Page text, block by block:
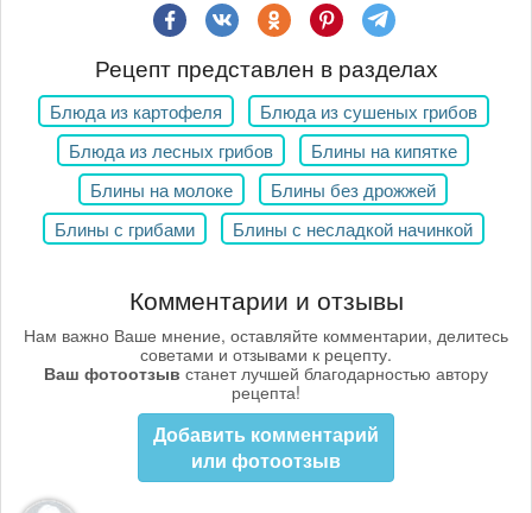
Рецепт представлен в разделах
Блюда из картофеля
Блюда из сушеных грибов
Блюда из лесных грибов
Блины на кипятке
Блины на молоке
Блины без дрожжей
Блины с грибами
Блины с несладкой начинкой
Комментарии и отзывы
Нам важно Ваше мнение, оставляйте комментарии, делитесь
советами и отзывами к рецепту.
Ваш фотоотзыв станет лучшей благодарностью автору
рецепта!
Добавить комментарий
или фотоотзыв